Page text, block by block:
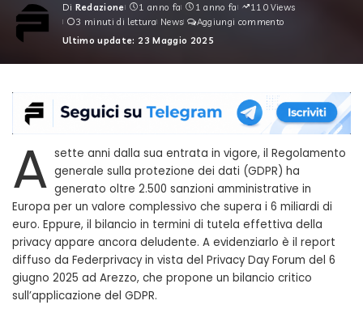
Posted
by
Di Redazione 1 anno fa 1 anno fa
110 Views
3 minuti di lettura News
Aggiungi commento
Ultimo update: 23 Maggio 2025
A sette anni dalla sua entrata in vigore, il Regolamento
generale sulla protezione dei dati (GDPR) ha
generato oltre 2.500 sanzioni amministrative in
Europa per un valore complessivo che supera i 6 miliardi di
euro. Eppure, il bilancio in termini di tutela effettiva della
privacy appare ancora deludente. A evidenziarlo è il report
diffuso da Federprivacy in vista del Privacy Day Forum del 6
giugno 2025 ad Arezzo, che propone un bilancio critico
sull’applicazione del GDPR.